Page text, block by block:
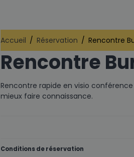
Accueil Réservation Rencontre
Rencontre
Rencontre rapide en visio
mieux faire connaissance.
Conditions de réservation